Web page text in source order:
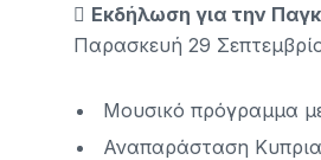
 Εκδήλωση για την
Παρασκευή 29
Μουσικό πρόγραμμα
Αναπαράσταση